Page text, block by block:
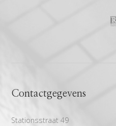
Contactgegevens
Stationsstraat 49